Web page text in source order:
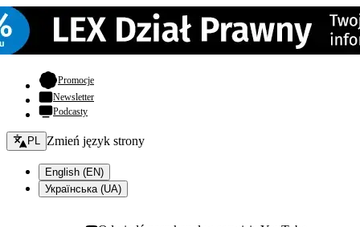
Promocje- otwiera się w nowej karcie
Newsletter
Podcasty
Zmień język - bieżący:
PL Zmień język strony
English (EN)
Українська (UA)